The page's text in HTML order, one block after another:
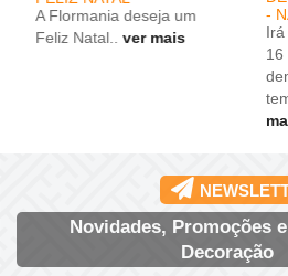
A Flormania deseja um
Feliz Natal..
ver mais
-
16
Novidades, Promoções
Decoração